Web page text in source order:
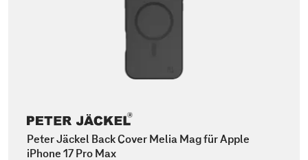
Peter Jäckel Back Cover Melia Mag für Apple
iPhone 17 Pro Max